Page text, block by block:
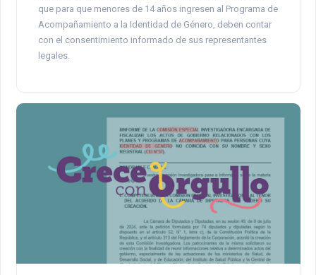
que para que menores de 14 años ingresen al Programa de
Acompañamiento a la Identidad de Género, deben contar
con el consentimiento informado de sus representantes
legales.